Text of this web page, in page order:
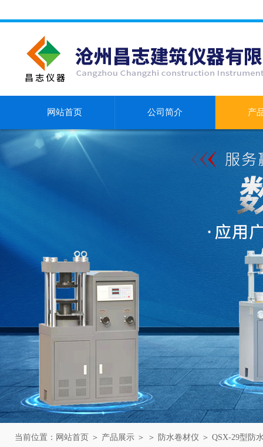
网站首页 公司简介 产
当前位置： 网站首页 ＞ 产品展示 ＞ ＞ 防水卷材仪 ＞ QSX-29型防